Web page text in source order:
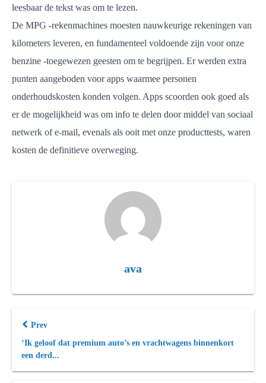
leesbaar de tekst was om te lezen.
De MPG -rekenmachines moesten nauwkeurige rekeningen van
kilometers leveren, en fundamenteel voldoende zijn voor onze
benzine -toegewezen geesten om te begrijpen. Er werden extra
punten aangeboden voor apps waarmee personen
onderhoudskosten konden volgen. Apps scoorden ook goed als
er de mogelijkheid was om info te delen door middel van sociaal
netwerk of e-mail, evenals als ooit met onze producttests, waren
kosten de definitieve overweging.
ava
Prev
‘Ik geloof dat premium auto’s en vrachtwagens binnenkort
een derd...